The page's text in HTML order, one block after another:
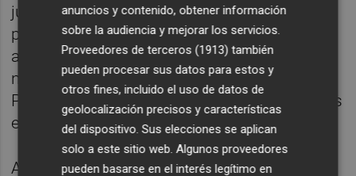
judicial o a cualesquiera funcionarios que
por ella se designen, "el libre y absoluto
acceso" a cualquiera de las oficinas,
negociados o archivos de la Diputación
Provincial de Valencia o de cualquiera de sus
empresas públicas.
Además,ofrece la "colaboración activa" de
anuncios y contenido, obtener información
sobre la audiencia y mejorar los servicios.
Proveedores de terceros (1913) también
pueden procesar sus datos para estos y
otros fines, incluido el uso de datos de
geolocalización precisos y características
del dispositivo. Sus elecciones se aplican
solo a este sitio web. Algunos proveedores
pueden basarse en el interés legítimo en